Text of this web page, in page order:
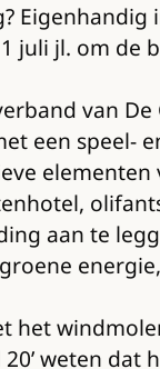
juli jl. om de
van
een speel-
aan te
het
weten dat